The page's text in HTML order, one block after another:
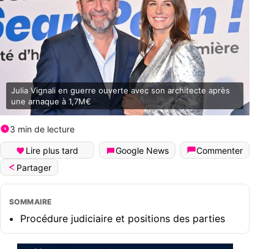
Julia Vignali en guerre ouverte avec son architecte après
une arnaque à 1,7M€
3 min de lecture
Lire plus tard Google News
Commenter
Partager
SOMMAIRE
Procédure judiciaire et positions des parties